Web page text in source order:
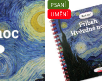
PSANÍ
UMĚNÍ